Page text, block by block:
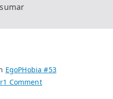
EgoPHobia #53
1 Commenton